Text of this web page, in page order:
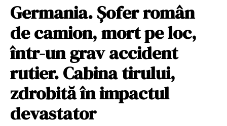
Germania. Șofer român
de camion, mort pe loc,
într-un grav accident
rutier. Cabina tirului,
zdrobită în impactul
devastator